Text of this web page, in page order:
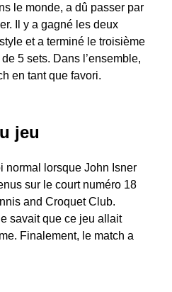
le monde, a dû passer par
Il y a gagné les deux
et a terminé le troisième
5 sets. Dans l’ensemble,
en tant que favori.
jeu
normal lorsque John Isner
sur le court numéro 18
and Croquet Club.
savait que ce jeu allait
Finalement, le match a